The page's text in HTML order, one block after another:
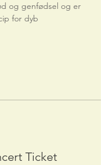
og genfødsel og er
for dyb
Ticket